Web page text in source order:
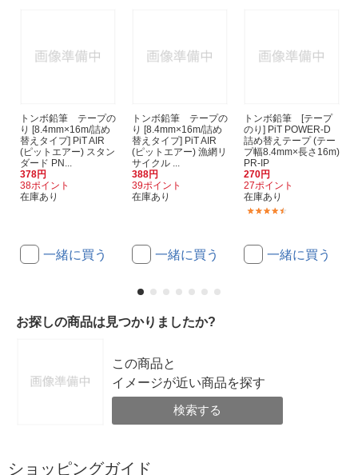
トンボ鉛筆 テープの
り [8.4mm×16m/詰め
替えタイプ] PiT AIR
(ピットエアー) スタン
ダード PN...
378円
38ポイント
在庫あり
一緒に買う
トンボ鉛筆 テープの
り [8.4mm×16m/詰め
替えタイプ] PiT AIR
(ピットエアー) 漁網リ
サイクル ...
388円
39ポイント
在庫あり
一緒に買う
トンボ鉛筆 [テープ
のり] PiT POWER-D
詰め替えテープ (テー
プ幅8.4mm×長さ16m)
PR-IP
270円
27ポイント
在庫あり
一緒に買う
お探しの商品は見つかりましたか?
この商品と
イメージが近い商品を探す
検索する
ショッピングガイド